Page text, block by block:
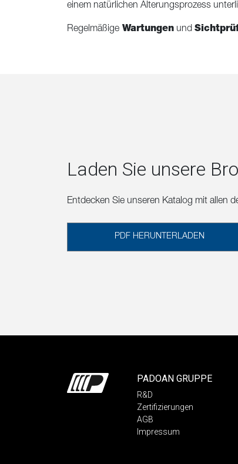
einem natürlichen Alterungsprozess
Regelmäßige Wartungen und
Laden Sie unsere
Entdecken Sie unseren Katalog mit allen
PDF HERUNTERLADEN
PADOAN GRUPPE
R&D
Zertifizierungen
AGB
Impressum